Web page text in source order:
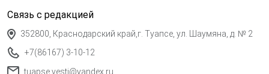
Связь с редакцией
352800, Краснодарский край,г. Туапсе, ул. Шаумяна, д. № 2
+7(86167) 3-10-12
tuapse.vesti@yandex.ru